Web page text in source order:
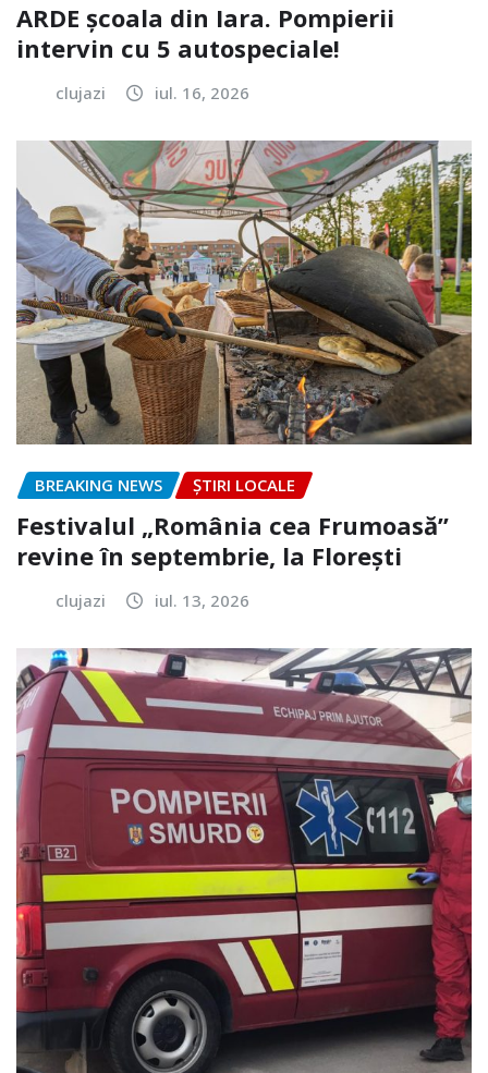
ARDE școala din Iara. Pompierii
intervin cu 5 autospeciale!
clujazi iul. 16, 2026
BREAKING NEWS ȘTIRI LOCALE
Festivalul „România cea Frumoasă”
revine în septembrie, la Florești
clujazi iul. 13, 2026